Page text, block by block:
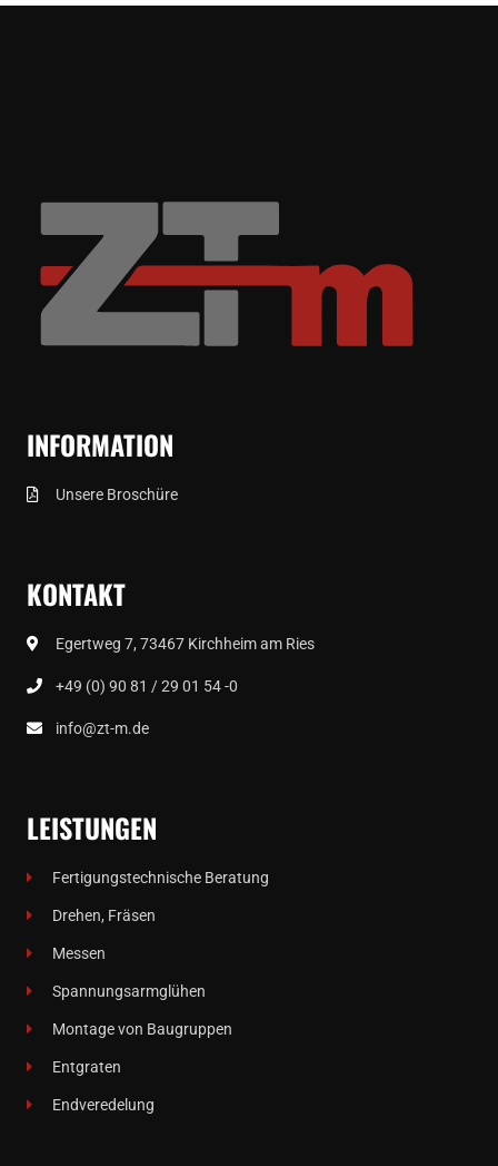
INFORMATION
Unsere Broschüre
KONTAKT
Egertweg 7, 73467 Kirchheim am Ries
+49 (0) 90 81 / 29 01 54 -0
info@zt-m.de
LEISTUNGEN
Fertigungstechnische Beratung
Drehen, Fräsen
Messen
Spannungsarmglühen
Montage von Baugruppen
Entgraten
Endveredelung